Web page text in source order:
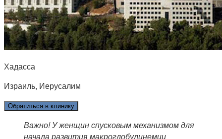
Хадасса
Израиль, Иерусалим
Обратиться в клинику
Важно! У женщин спусковым механизмом для
начала развития макроглобулинемии